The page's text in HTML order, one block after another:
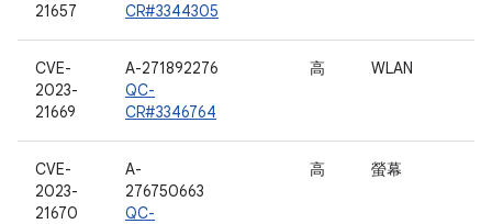
21657
CR#3344305
CVE-
2023-
21669
A-271892276
QC-
CR#3346764
高 WLAN
CVE-
2023-
21670
A-
276750663
QC-
高 螢幕